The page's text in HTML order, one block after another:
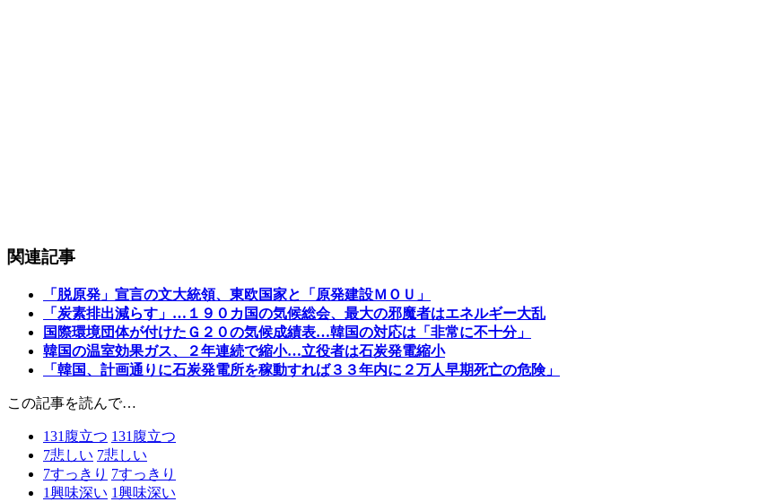
関連記事
「脱原発」宣言の文大統領、東欧国家と「原発建設ＭＯＵ」
「炭素排出減らす」…１９０カ国の気候総会、最大の邪魔者はエネルギー大乱
国際環境団体が付けたＧ２０の気候成績表…韓国の対応は「非常に不十分」
韓国の温室効果ガス、２年連続で縮小…立役者は石炭発電縮小
「韓国、計画通りに石炭発電所を稼動すれば３３年内に２万人早期死亡の危険」
この記事を読んで…
131 腹立つ 131 腹立つ
7悲しい 7悲しい
7すっきり 7すっきり
1興味深い 1興味深い